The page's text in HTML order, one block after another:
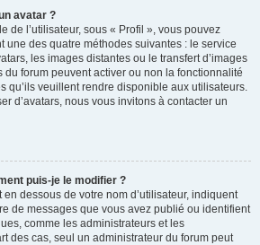
avatar ?
de l’utilisateur, sous « Profil », vous pouvez
une des quatre méthodes suivantes : le service
les images distantes ou le transfert d’images
du forum peuvent activer ou non la fonctionnalité
qu’ils veuillent rendre disponible aux utilisateurs.
d’avatars, nous vous invitons à contacter un
puis-je le modifier ?
dessous de votre nom d’utilisateur, indiquent
de messages que vous avez publié ou identifient
comme les administrateurs et les
des cas, seul un administrateur du forum peut